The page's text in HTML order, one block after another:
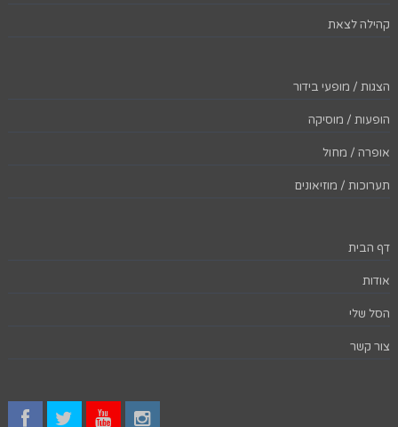
קהילה לצאת
הצגות / מופעי בידור
הופעות / מוסיקה
אופרה / מחול
תערוכות / מוזיאונים
דף הבית
אודות
הסל שלי
צור קשר